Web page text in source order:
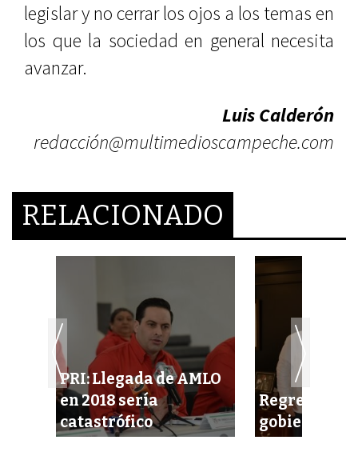
legislar y no cerrar los ojos a los temas en
los que la sociedad en general necesita
avanzar.
Luis Calderón
redacción@multimedioscampeche.com
RELACIONADO
PRI: Llegada de AMLO
en 2018 sería
catastrófico
Regresa
gobierno